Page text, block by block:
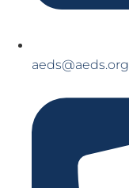
aeds@aeds.org